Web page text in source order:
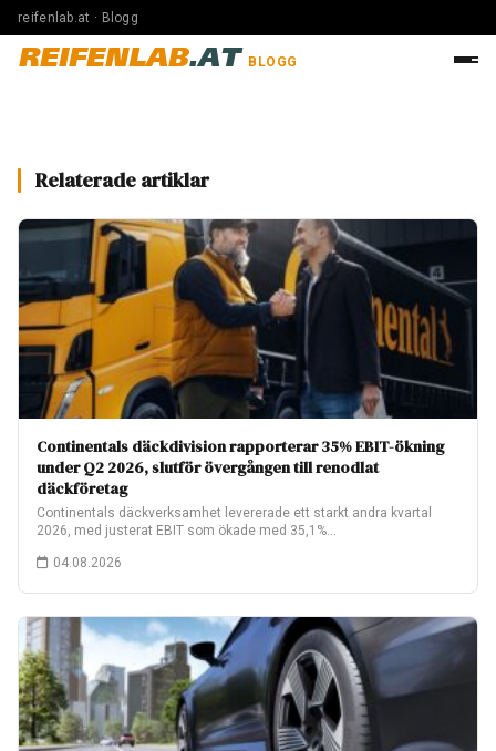
reifenlab.at · Blogg
REIFENLAB.AT BLOGG
Relaterade artiklar
Continentals däckdivision rapporterar 35% EBIT-ökning
under Q2 2026, slutför övergången till renodlat
däckföretag
Continentals däckverksamhet levererade ett starkt andra kvartal
2026, med justerat EBIT som ökade med 35,1%…
04.08.2026